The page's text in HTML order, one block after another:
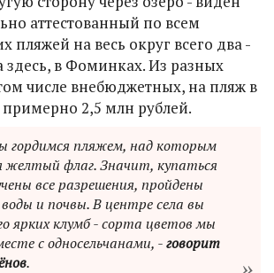
аттестованный по всем
пляжей на весь округ всего два -
здесь, в Фоминках. Из разных
числе внебюджетных, на пляж в
примерно 2,5 млн рублей.
гордимся пляжем, над которым
желтый флаг. Значит, купаться
все разрешения, пройдены
и почвы. В центре села вы
ярких клумб - сорта цветов мы
с односельчанами, -говорит
.